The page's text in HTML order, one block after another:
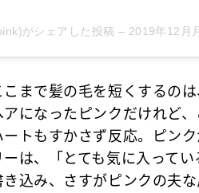
がシェアした投稿 – 2019年12月
まで髪の毛を短くするの
になったピンクだけれど
トもすかさず反応。ピン
は、「とても気に入って
込み、さすがピンクの夫な